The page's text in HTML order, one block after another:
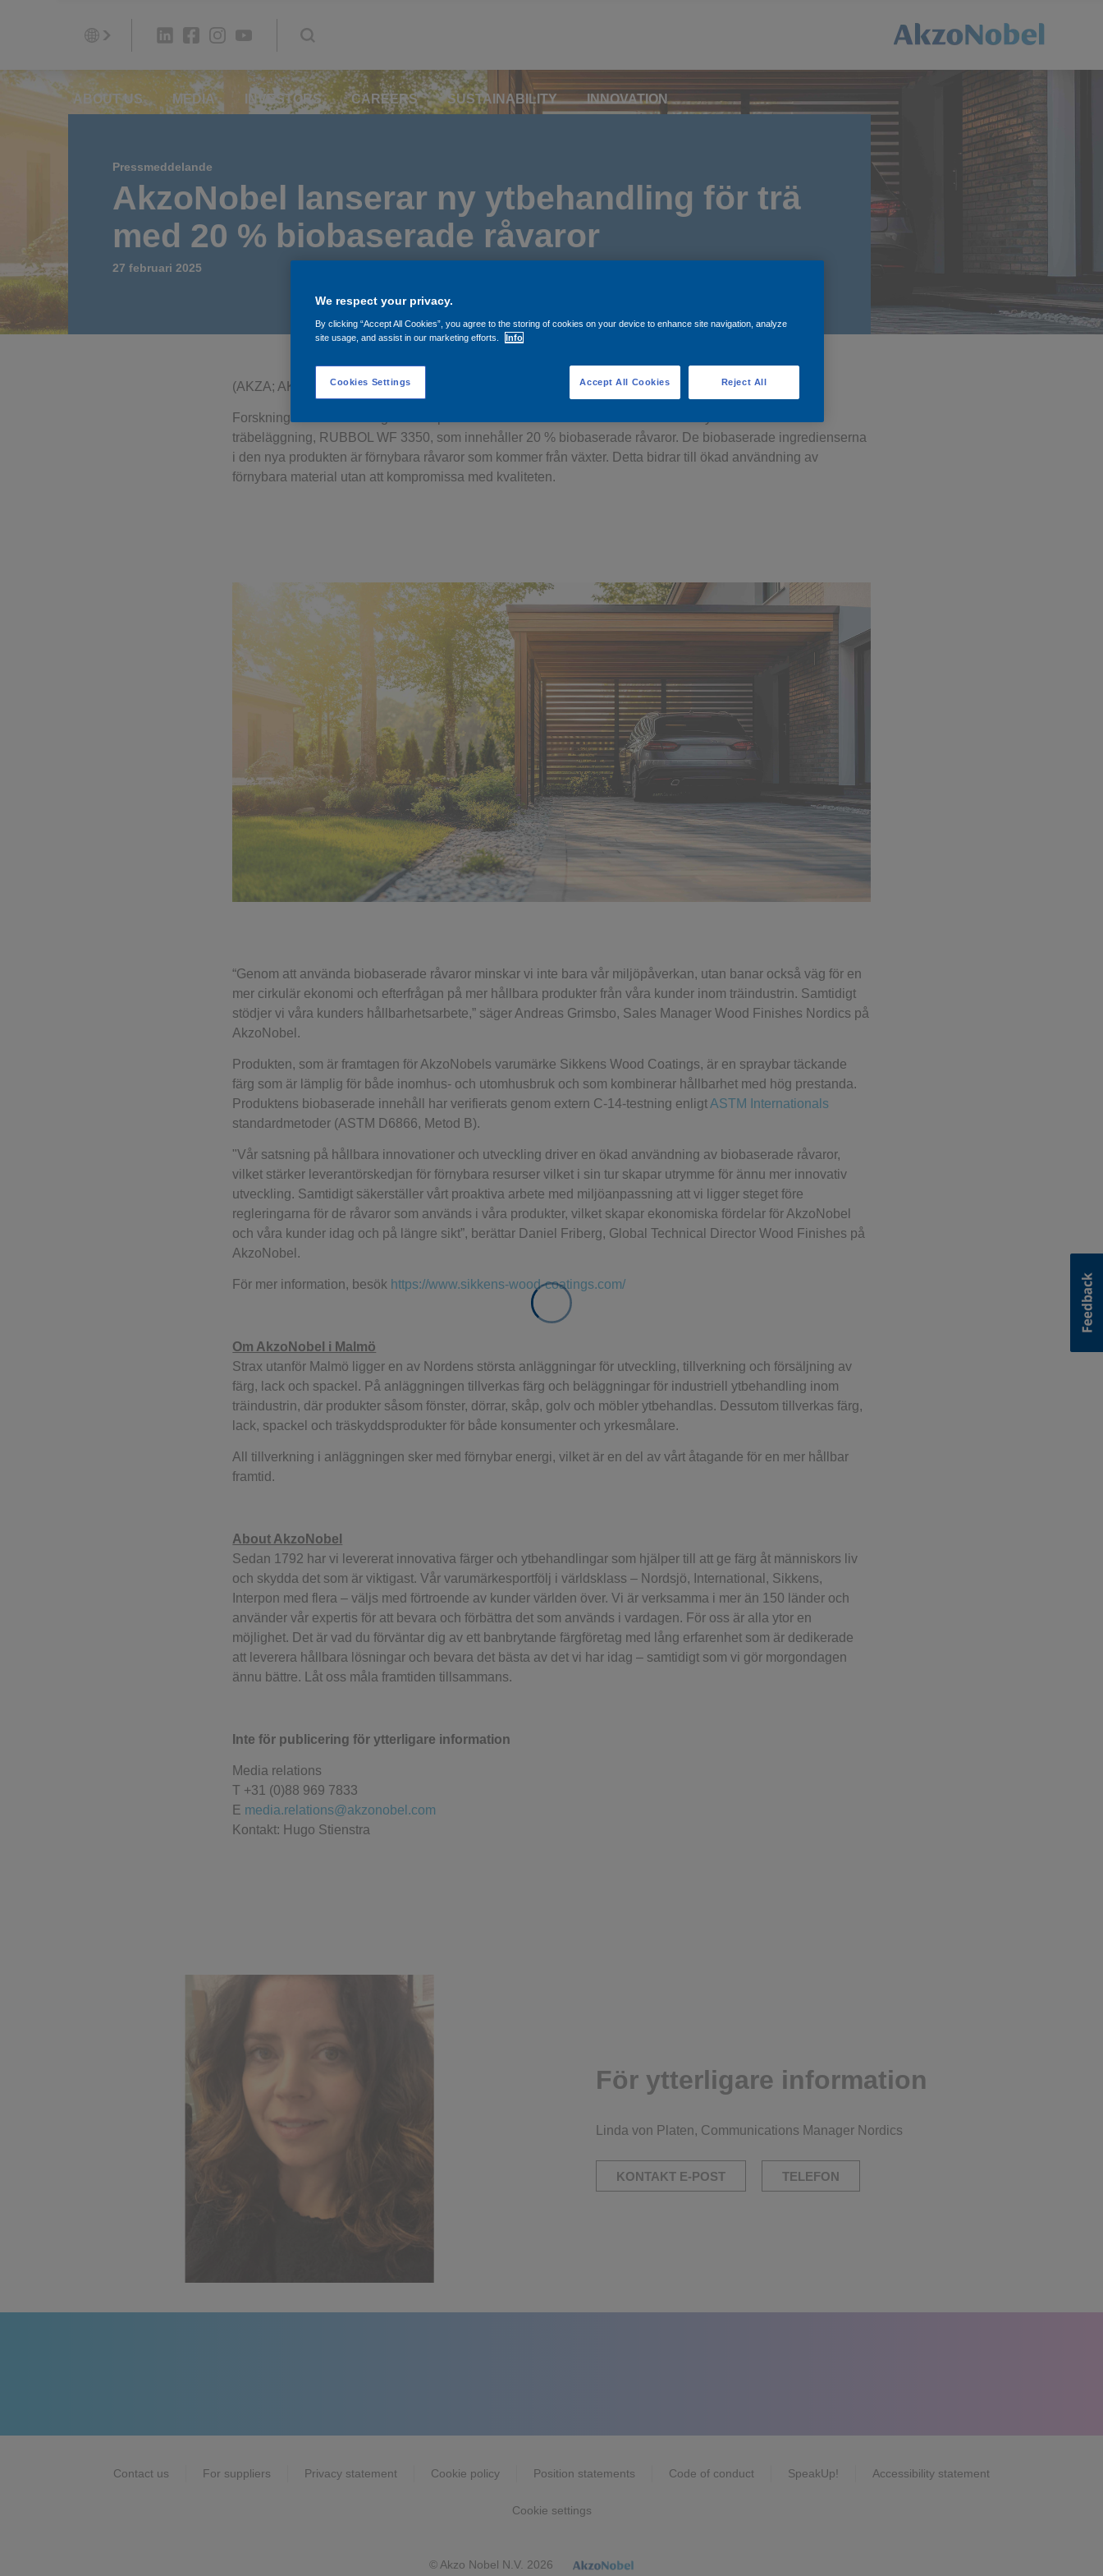
ABOUT US MEDIA INVESTORS CAREERS SUSTAINABILITY INNOVATION
Pressmeddelande
AkzoNobel lanserar ny ytbehandling för trä
med 20 % biobaserade råvaror
27 februari 2025
(AKZA; AKZOY)
Forsknings- och utvecklingsteamet på AkzoNobels site i Malmö har utvecklat en ny vattenbaserad
träbeläggning, RUBBOL WF 3350, som innehåller 20 % biobaserade råvaror. De biobaserade ingredienserna
i den nya produkten är förnybara råvaror som kommer från växter. Detta bidrar till ökad användning av
förnybara material utan att kompromissa med kvaliteten.
“Genom att använda biobaserade råvaror minskar vi inte bara vår miljöpåverkan, utan banar också väg för en
mer cirkulär ekonomi och efterfrågan på mer hållbara produkter från våra kunder inom träindustrin. Samtidigt
stödjer vi våra kunders hållbarhetsarbete,” säger Andreas Grimsbo, Sales Manager Wood Finishes Nordics på
AkzoNobel.
Produkten, som är framtagen för AkzoNobels varumärke Sikkens Wood Coatings, är en spraybar täckande
färg som är lämplig för både inomhus- och utomhusbruk och som kombinerar hållbarhet med hög prestanda.
Produktens biobaserade innehåll har verifierats genom extern C-14-testning enligtASTM Internationals
standardmetoder (ASTM D6866, Metod B).
"Vår satsning på hållbara innovationer och utveckling driver en ökad användning av biobaserade råvaror,
vilket stärker leverantörskedjan för förnybara resurser vilket i sin tur skapar utrymme för ännu mer innovativ
utveckling. Samtidigt säkerställer vårt proaktiva arbete med miljöanpassning att vi ligger steget före
regleringarna för de råvaror som används i våra produkter, vilket skapar ekonomiska fördelar för AkzoNobel
och våra kunder idag och på längre sikt”, berättar Daniel Friberg, Global Technical Director Wood Finishes på
AkzoNobel.
För mer information, besök https://www.sikkens-wood-coatings.com/
Om AkzoNobel i Malmö
Strax utanför Malmö ligger en av Nordens största anläggningar för utveckling, tillverkning och försäljning av
färg, lack och spackel. På anläggningen tillverkas färg och beläggningar för industriell ytbehandling inom
träindustrin, där produkter såsom fönster, dörrar, skåp, golv och möbler ytbehandlas. Dessutom tillverkas färg,
lack, spackel och träskyddsprodukter för både konsumenter och yrkesmålare.
All tillverkning i anläggningen sker med förnybar energi, vilket är en del av vårt åtagande för en mer hållbar
framtid.
About AkzoNobel
Sedan 1792 har vi levererat innovativa färger och ytbehandlingar som hjälper till att ge färg åt människors liv
och skydda det som är viktigast. Vår varumärkesportfölj i världsklass – Nordsjö, International, Sikkens,
Interpon med flera – väljs med förtroende av kunder världen över. Vi är verksamma i mer än 150 länder och
använder vår expertis för att bevara och förbättra det som används i vardagen. För oss är alla ytor en
möjlighet. Det är vad du förväntar dig av ett banbrytande färgföretag med lång erfarenhet som är dedikerade
att leverera hållbara lösningar och bevara det bästa av det vi har idag – samtidigt som vi gör morgondagen
ännu bättre. Låt oss måla framtiden tillsammans.
Inte för publicering för ytterligare information
Media relations
T +31 (0)88 969 7833
E media.relations@akzonobel.com
Kontakt: Hugo Stienstra
För ytterligare information
Linda von Platen, Communications Manager Nordics
KONTAKT E-POST TELEFON
Contact us For suppliers Privacy statement Cookie policy Position statements Code of conduct SpeakUp! Accessibility statement
Cookie settings
© Akzo Nobel N.V. 2026
We respect your privacy.
By clicking “Accept All Cookies”, you agree to the storing of cookies on your device to enhance site navigation, analyze
site usage, and assist in our marketing efforts.
Info
Cookies Settings Reject All
Accept All Cookies